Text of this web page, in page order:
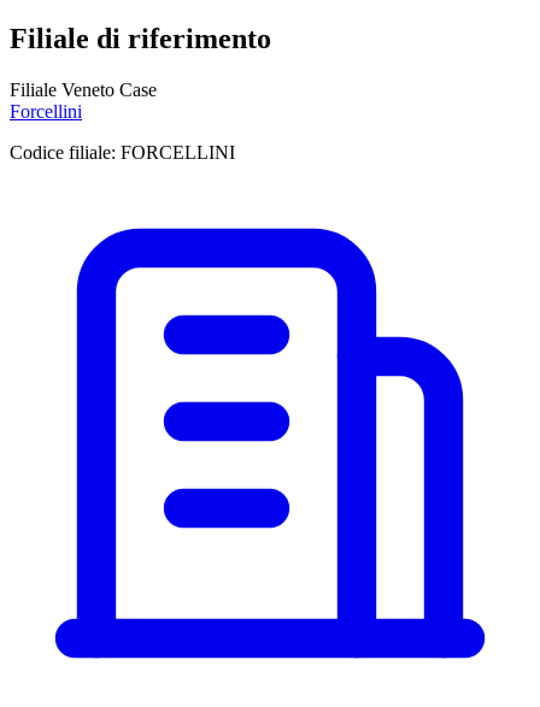
Filiale di riferimento
Filiale Veneto Case
Forcellini
Codice filiale: FORCELLINI